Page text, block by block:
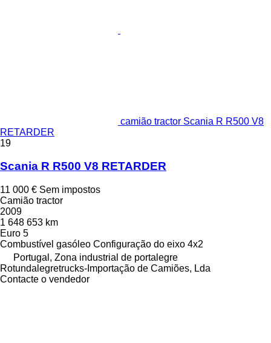
camião tractor Scania R R500 V8
RETARDER
19
Scania R R500 V8 RETARDER
11 000 € Sem impostos
Camião tractor
2009
1 648 653 km
Euro 5
Combustível gasóleo Configuração do eixo 4x2
Portugal, Zona industrial de portalegre
Rotundalegretrucks-Importação de Camiões, Lda
Contacte o vendedor